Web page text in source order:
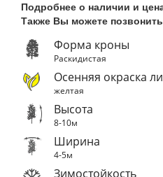
Подробнее о наличии и
Также Вы можете позвонить
Форма кроны
Раскидистая
Осенняя окраска
желтая
Высота
8-10м
Ширина
4-5м
Зимостойкость